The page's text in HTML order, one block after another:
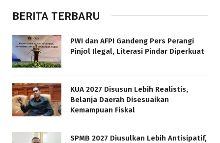
BERITA TERBARU
PWI dan AFPI Gandeng Pers Perangi
Pinjol Ilegal, Literasi Pindar Diperkuat
KUA 2027 Disusun Lebih Realistis,
Belanja Daerah Disesuaikan
Kemampuan Fiskal
SPMB 2027 Diusulkan Lebih Antisipatif,